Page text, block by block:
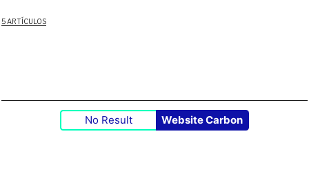
5 ARTÍCULOS
No Result Website Carbon